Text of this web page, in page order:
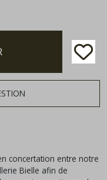
concertation entre notre
Bielle afin de